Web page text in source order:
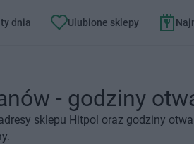
dnia Ulubione sklepy
- godziny
sklepu Hitpol oraz godziny